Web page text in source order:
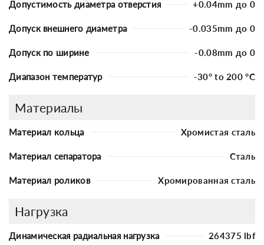
Допустимость диаметра отверстия +0.04mm до 0
Допуск внешнего диаметра -0.035mm до 0
Допуск по ширине -0.08mm до 0
Диапазон температур -30° to 200 °C
Материалы
Материал кольца Хромистая сталь
Материал сепаратора Сталь
Материал роликов Хромированная сталь
Нагрузка
Динамическая радиальная нагрузка 264375 lbf